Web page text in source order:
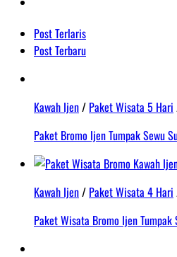
Post Terlaris
Post Terbaru
Kawah Ijen/ Paket Wisata 5 Hari
Paket Bromo Ijen Tumpak Sewu
Kawah Ijen/ Paket Wisata 4 Hari
Paket Wisata Bromo Ijen